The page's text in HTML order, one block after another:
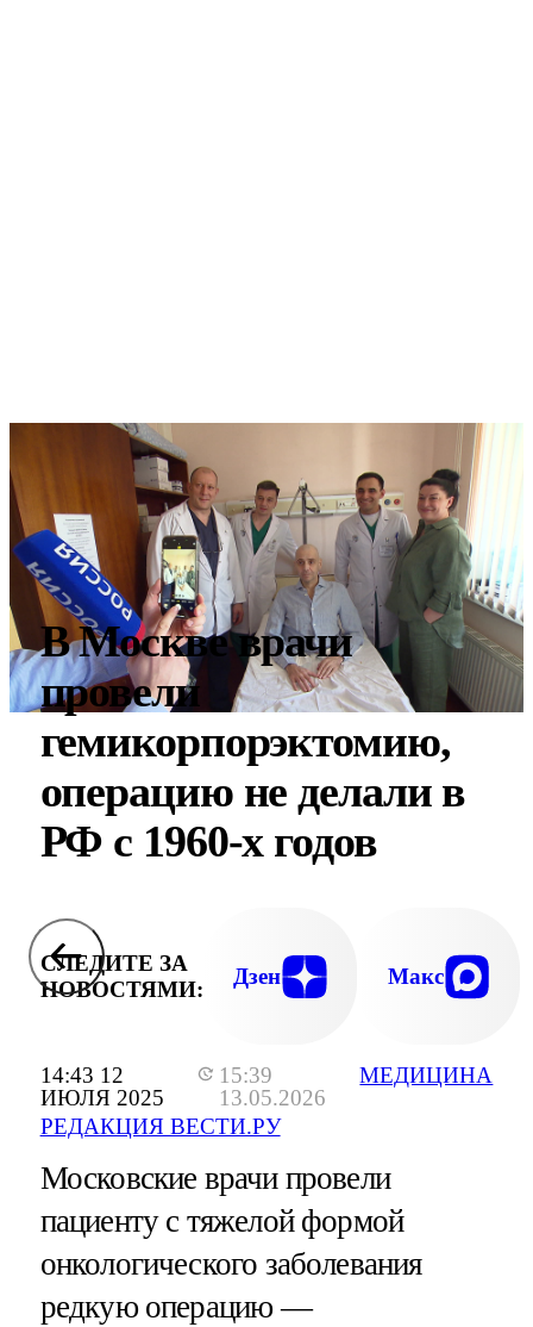
14:43 12
ИЮЛЯ 2025
15:39
13.05.2026
РЕДАКЦИЯ ВЕСТИ.РУ
МЕДИЦИНА
В Москве врачи
провели
гемикорпорэктомию,
операцию не делали в
РФ с 1960-х годов
СЛЕДИТЕ ЗА
НОВОСТЯМИ:
Дзен Макс
Московские врачи провели
пациенту с тяжелой формой
онкологического заболевания
редкую операцию —